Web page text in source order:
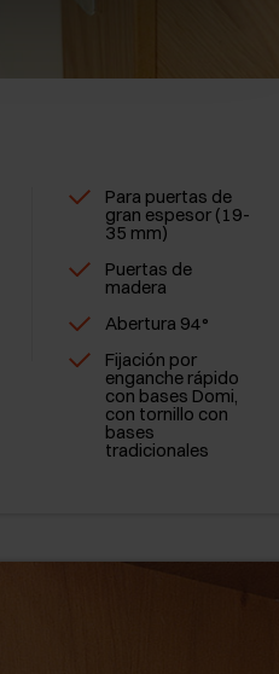
Para puertas de
gran espesor (19-
35 mm)
Puertas de
madera
Abertura 94°
Fijación por
enganche rápido
con bases Domi,
con tornillo con
bases
tradicionales